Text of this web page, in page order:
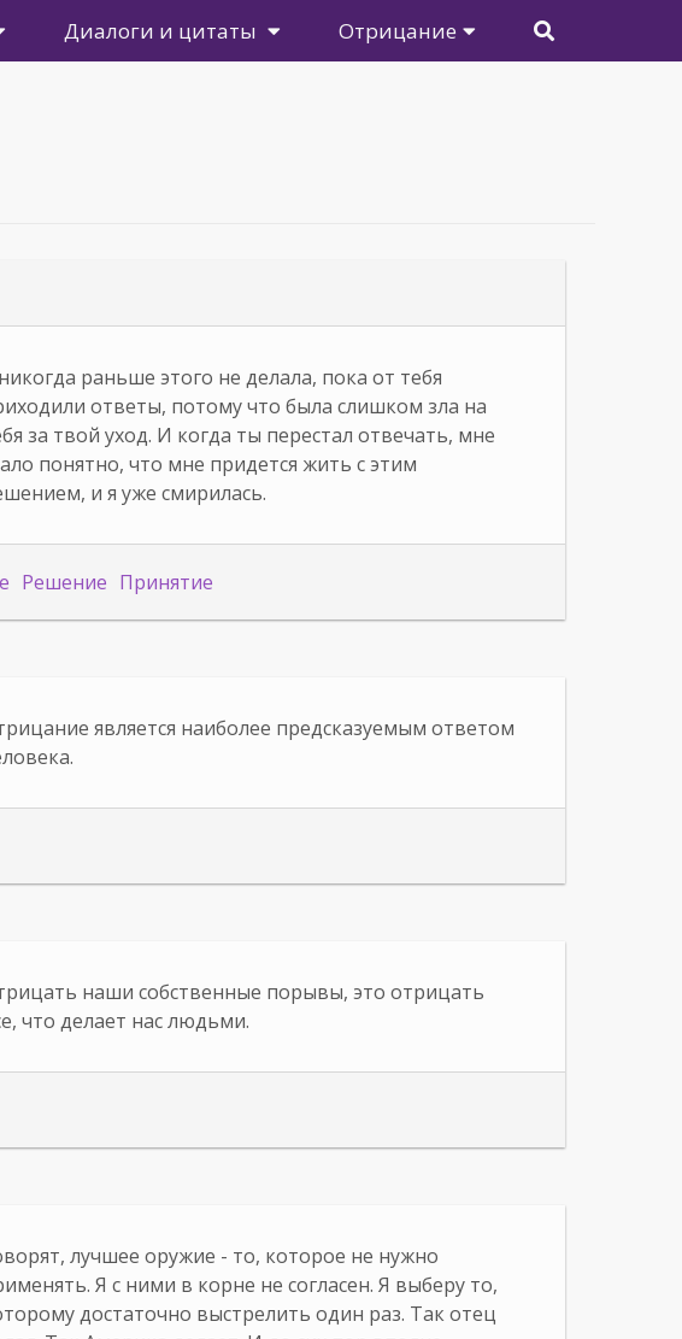
Диалоги и цитаты Отрицание
раньше этого не делала, пока от тебя
ответы, потому что была слишком зла на
за твой уход. И когда ты перестал отвечать, мне
понятно, что мне придется жить с этим
и я уже смирилась.
Решение Принятие
является наиболее предсказуемым ответом
наши собственные порывы, это отрицать
что делает нас людьми.
лучшее оружие - то, которое не нужно
Я с ними в корне не согласен. Я выберу то,
достаточно выстрелить один раз. Так отец